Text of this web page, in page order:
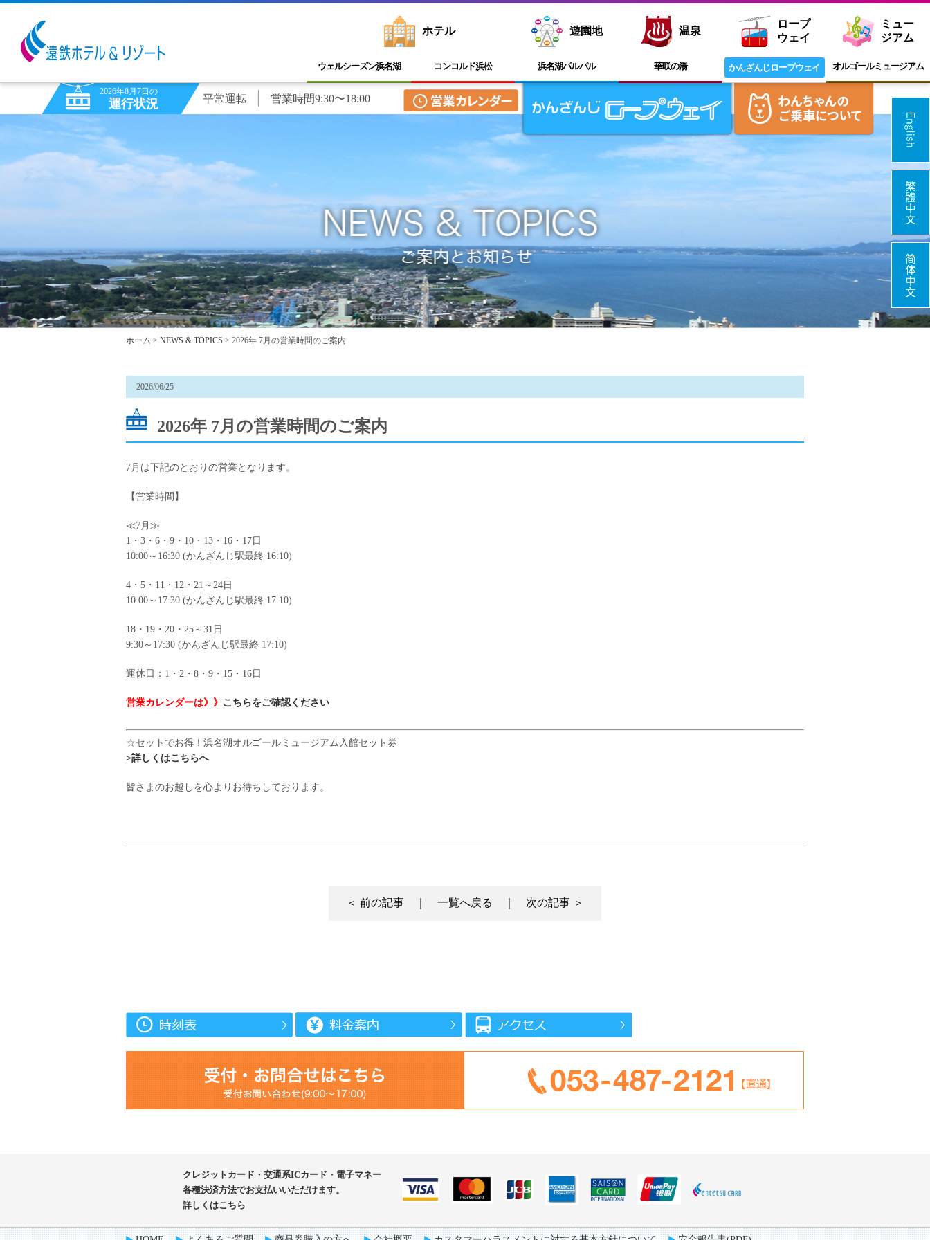
ホテル
ウェルシーズン浜名湖 コンコルド浜松
遊園地
浜名湖パルパル
温泉
華咲の湯
ロープ
ウェイ
かんざんじロープウェイ
ミュー
ジアム
オルゴールミュージアム
2026年8月7日の
運行状況 平常運転 営業時間9:30〜18:00
ホーム > NEWS & TOPICS > 2026年 7月の営業時間のご案内
2026/06/25
2026年 7月の営業時間のご案内
7月は下記のとおりの営業となります。
【営業時間】
≪7月≫
1・3・6・9・10・13・16・17日
10:00～16:30 (かんざんじ駅最終 16:10)
4・5・11・12・21～24日
10:00～17:30 (かんざんじ駅最終 17:10)
18・19・20・25～31日
9:30～17:30 (かんざんじ駅最終 17:10)
運休日：1・2・8・9・15・16日
営業カレンダーは》》 こちらをご確認ください
☆セットでお得！浜名湖オルゴールミュージアム入館セット券
>詳しくはこちらへ
皆さまのお越しを心よりお待ちしております。
＜ 前の記事 ｜ 一覧へ戻る ｜ 次の記事 ＞
クレジットカード・交通系ICカード・ 電子マネー
各種決済方法でお支払いいただけます。
詳しくはこちら